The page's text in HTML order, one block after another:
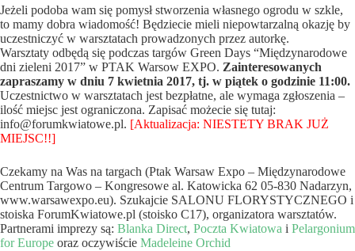
Jeżeli podoba wam się pomysł stworzenia własnego ogrodu w szkle,
to mamy dobra wiadomość! Będziecie mieli niepowtarzalną okazję by
uczestniczyć w warsztatach prowadzonych przez autorkę.
Warsztaty odbędą się podczas targów Green Days “Międzynarodowe
dni zieleni 2017” w PTAK Warsow EXPO. Zainteresowanych
zapraszamy w dniu 7 kwietnia 2017, tj. w piątek o godzinie 11:00.
Uczestnictwo w warsztatach jest bezpłatne, ale wymaga zgłoszenia –
ilość miejsc jest ograniczona. Zapisać możecie się tutaj:
info@forumkwiatowe.pl. [Aktualizacja: NIESTETY BRAK JUŻ
MIEJSC!!]
Czekamy na Was na targach (Ptak Warsaw Expo – Międzynarodowe
Centrum Targowo – Kongresowe al. Katowicka 62 05-830 Nadarzyn,
www.warsawexpo.eu). Szukajcie SALONU FLORYSTYCZNEGO i
stoiska ForumKwiatowe.pl (stoisko C17), organizatora warsztatów.
Partnerami imprezy są: Blanka Direct, Poczta Kwiatowa i Pelargonium
for Europe oraz oczywiście Madeleine Orchid